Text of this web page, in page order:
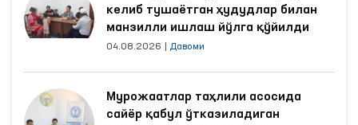
келиб тушаётган ҳудудлар билан
манзилли ишлаш йўлга қўйилди
04.08.2026 Давоми
Мурожаатлар таҳлили асосида
сайёр қабул ўтказиладиган